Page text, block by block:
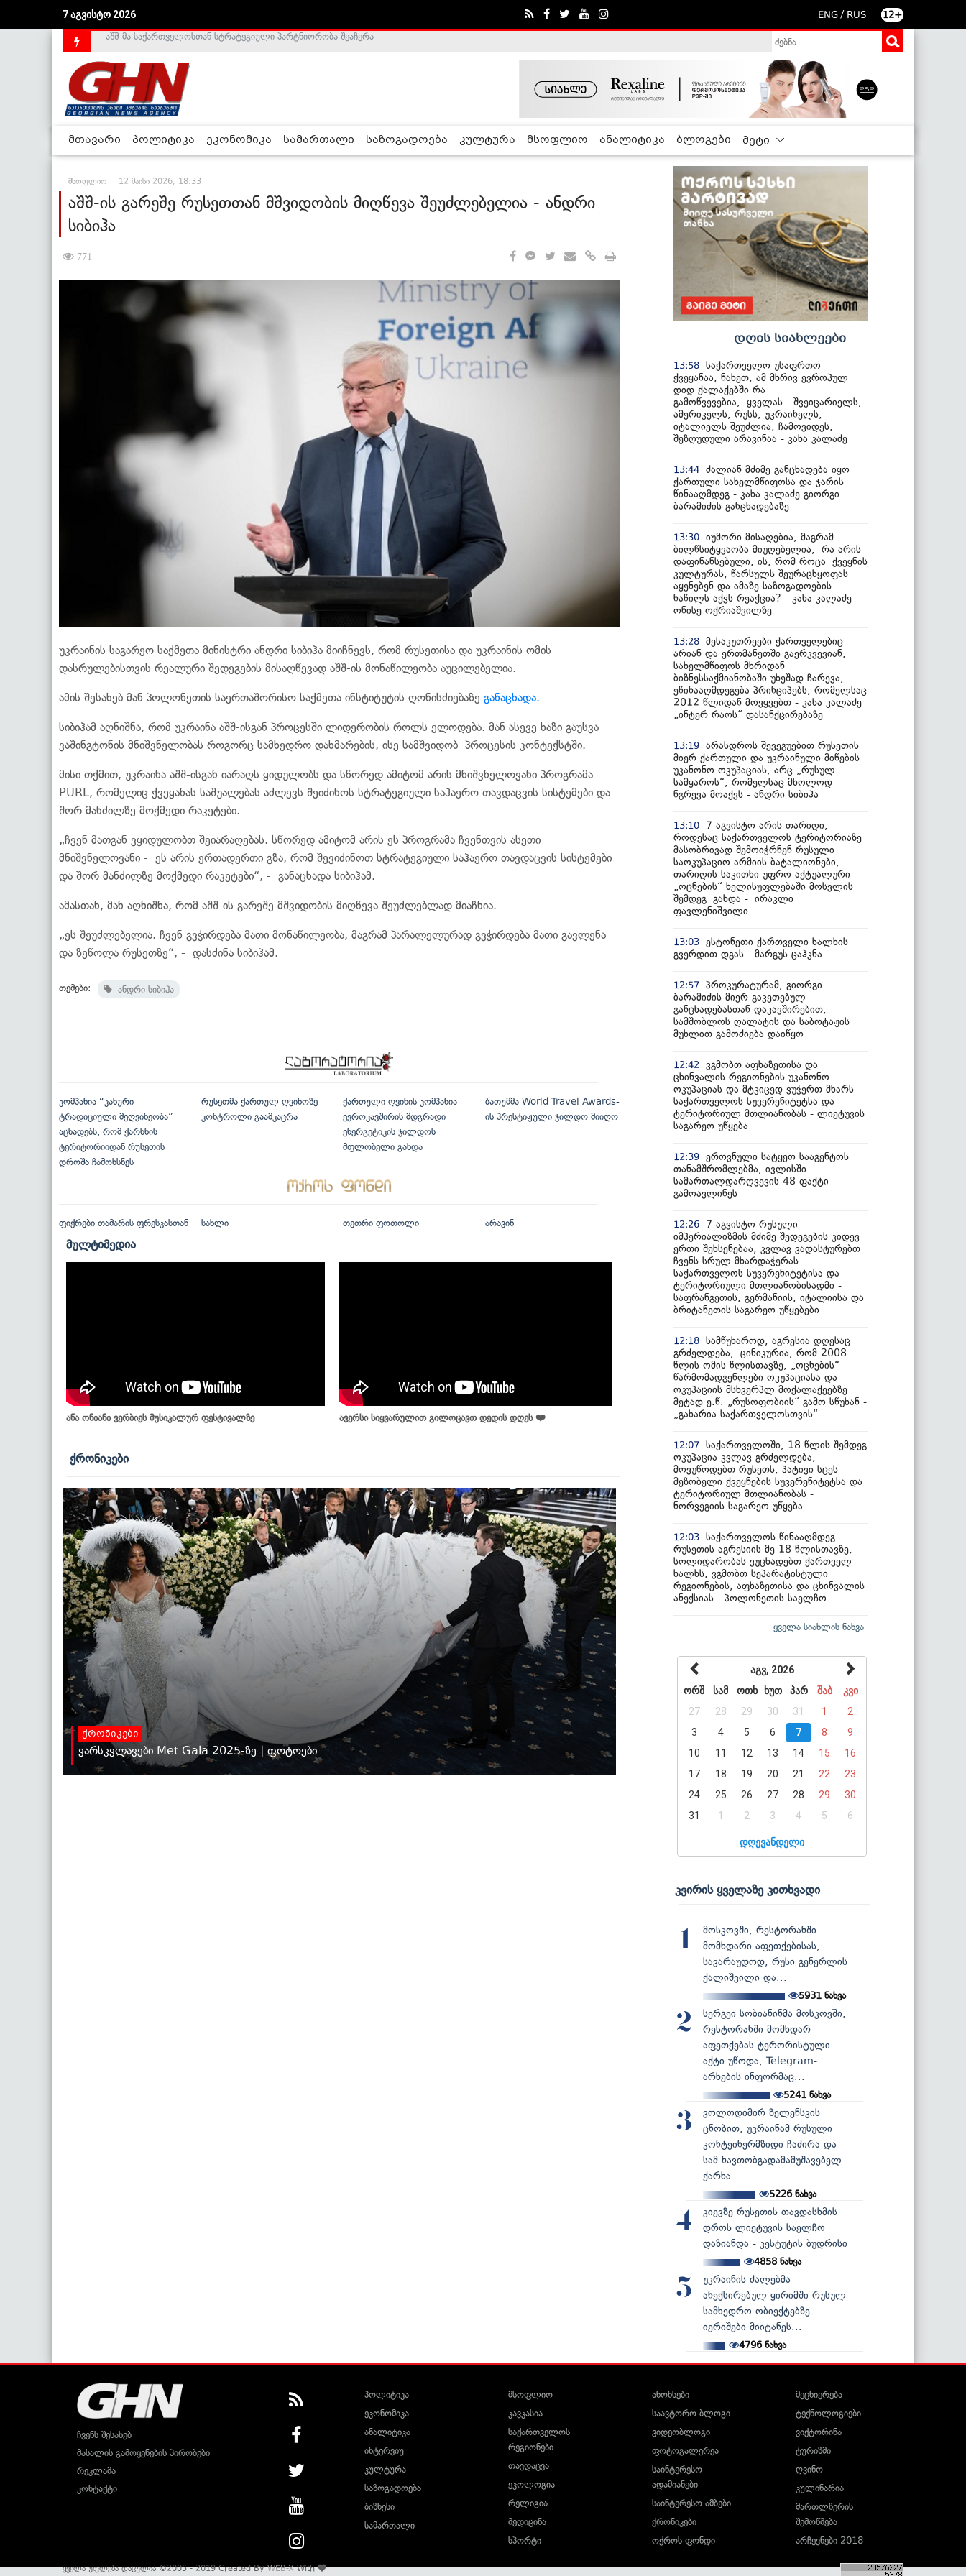
7 აგვისტო 2026 ENG / RUS 12+
საქართველოს დე-ფაქტო მთავრობა არალეგიტიმურია - ჰელსინკის კომისია
მთავარი პოლიტიკა ეკონომიკა სამართალი საზოგადოება კულტურა მსოფლიო ანალიტიკა ბლოგები მეტი
მსოფლიო 12 მაისი 2026, 18:33
აშშ-ის გარეშე რუსეთთან მშვიდობის მიღწევა შეუძლებელია - ანდრი
სიბიჰა
771
უკრაინის საგარეო საქმეთა მინისტრი ანდრი სიბიჰა მიიჩნევს, რომ რუსეთისა და უკრაინის ომის
დასრულებისთვის რეალური შედეგების მისაღწევად აშშ-ის მონაწილეობა აუცილებელია.
ამის შესახებ მან პოლონეთის საერთაშორისო საქმეთა ინსტიტუტის ღონისძიებაზე განაცხადა.
სიბიჰამ აღნიშნა, რომ უკრაინა აშშ-ისგან პროცესში ლიდერობის როლს ელოდება. მან ასევე ხაზი გაუსვა
ვაშინგტონის მნიშვნელობას როგორც სამხედრო დახმარების, ისე სამშვიდობ პროცესის კონტექსტში.
მისი თქმით, უკრაინა აშშ-ისგან იარაღს ყიდულობს და სწორედ ამიტომ არის მნიშვნელოვანი პროგრამა
PURL, რომელიც ქვეყანას საშუალებას აძლევს შეიძინოს სტრატეგიული საჰაერო თავდაცვის სისტემები და
შორ მანძილზე მოქმედი რაკეტები.
„ჩვენ მათგან ვყიდულობთ შეიარაღებას. სწორედ ამიტომ არის ეს პროგრამა ჩვენთვის ასეთი
მნიშვნელოვანი - ეს არის ერთადერთი გზა, რომ შევიძინოთ სტრატეგიული საჰაერო თავდაცვის სისტემები
და შორ მანძილზე მოქმედი რაკეტები“, - განაცხადა სიბიჰამ.
ამასთან, მან აღნიშნა, რომ აშშ-ის გარეშე მშვიდობის მიღწევა შეუძლებლად მიაჩნია.
„ეს შეუძლებელია. ჩვენ გვჭირდება მათი მონაწილეობა, მაგრამ პარალელურად გვჭირდება მათი გავლენა
და ზეწოლა რუსეთზე“, - დასძინა სიბიჰამ.
თემები: ანდრი სიბიჰა
კომპანია “კახური
ტრადიციული მეღვინეობა”
აცხადებს, რომ ქარხნის
ტერიტორიიდან რუსეთის
დროშა ჩამოხსნეს
რუსეთმა ქართულ ღვინოზე
კონტროლი გაამკაცრა
ქართული ღვინის კომპანია
ევროკავშირის მდგრადი
ენერგეტიკის ჯილდოს
მფლობელი გახდა
ბათუმმა World Travel Awards-
ის პრესტიჟული ჯილდო მიიღო
ფიქრები თამარის ფრესკასთან სახლი თეთრი ფოთოლი არავინ
მულტიმედია
ანა ონიანი ვერბიეს მუსიკალურ ფესტივალზე ავერსი სიყვარულით გილოცავთ დედის დღეს ❤️
ქრონიკები
ქრონიკები
ვარსკვლავები Met Gala 2025-ზე | ფოტოები
დღის სიახლეები
13:58 საქართველო უსაფრთო
ქვეყანაა, ნახეთ, ამ მხრივ ევროპულ
დიდ ქალაქებში რა
გამოწვევებია, ყველას - შვეიცარიელს,
ამერიკელს, რუსს, უკრაინელს,
იტალიელს შეუძლია, ჩამოვიდეს,
შეზღუდული არავინაა - კახა კალაძე
13:44 ძალიან მძიმე განცხადება იყო
ქართული სახელმწიფოსა და ჯარის
წინააღმდეგ - კახა კალაძე გიორგი
ბარამიძის განცხადებაზე
13:30 იუმორი მისაღებია, მაგრამ
ბილწსიტყვაობა მიუღებელია, რა არის
დაფინანსებული, ის, რომ როცა ქვეყნის
კულტურას, წარსულს შეურაცხყოფას
აყენებენ და ამაზე საზოგადოების
ნაწილს აქვს რეაქცია? - კახა კალაძე
ონისე ოქრიაშვილზე
13:28 მესაკუთრეები ქართველებიც
არიან და ერთმანეთში გაერკვევიან,
სახელმწიფოს მხრიდან
ბიზნესსაქმიანობაში უხეშად ჩარევა,
ეწინააღმდეგება პრინციპებს, რომელსაც
2012 წლიდან მოვყვებთ - კახა კალაძე
„ინტერ რაოს“ დასანქცირებაზე
13:19 არასდროს შევეგუებით რუსეთის
მიერ ქართული და უკრაინული მიწების
უკანონო ოკუპაციას, არც „რუსულ
სამყაროს“, რომელსაც მხოლოდ
ნგრევა მოაქვს - ანდრი სიბიჰა
13:10
7 აგვისტო არის თარიღი,
როდესაც საქართველოს ტერიტორიაზე
მასობრივად შემოიჭრნენ რუსული
საოკუპაციო არმიის ბატალიონები,
თარიღის საკითხი უფრო აქტუალური
„ოცნების“ ხელისუფლებაში მოსვლის
შემდეგ გახდა - ირაკლი
ფავლენიშვილი
13:03 ესტონეთი ქართველი ხალხის
გვერდით დგას - მარგუს ცაჰკნა
12:57 პროკურატურამ, გიორგი
ბარამიძის მიერ გაკეთებულ
განცხადებასთან დაკავშირებით,
სამშობლოს ღალატის და საბოტაჟის
მუხლით გამოძიება დაიწყო
12:42
ვგმობთ აფხაზეთისა და
ცხინვალის რეგიონების უკანონო
ოკუპაციას და მტკიცედ ვუჭერთ მხარს
საქართველოს სუვერენიტეტსა და
ტერიტორიულ მთლიანობას - ლიეტუვის
საგარეო უწყება
12:39 ეროვნული სატყეო სააგენტოს
თანამშრომლებმა, ივლისში
სამართალდარღვევის 48 ფაქტი
გამოავლინეს
12:26
7 აგვისტო რუსული
იმპერიალიზმის მძიმე შედეგების კიდევ
ერთი შეხსენებაა, კვლავ ვადასტურებთ
ჩვენს სრულ მხარდაჭერას
საქართველოს სუვერენიტეტისა და
ტერიტორიული მთლიანობისადმი -
საფრანგეთის, გერმანიის, იტალიისა და
ბრიტანეთის საგარეო უწყებები
12:18 სამწუხაროდ, აგრესია დღესაც
გრძელდება, ცინიკურია, რომ 2008
წლის ომის წლისთავზე, „ოცნების“
წარმომადგენლები ოკუპაციასა და
ოკუპაციის მსხვერპლ მოქალაქეებზე
მეტად ე.წ. „რუსოფობიის“ გამო სწუხან -
„გახარია საქართველოსთვის“
12:07 საქართველოში, 18 წლის შემდეგ
ოკუპაცია კვლავ გრძელდება,
მოვუწოდებთ რუსეთს, პატივი სცეს
მეზობელი ქვეყნების სუვერენიტეტსა და
ტერიტორიულ მთლიანობას -
ნორვეგიის საგარეო უწყება
12:03 საქართველოს წინააღმდეგ
რუსეთის აგრესიის მე-18 წლისთავზე,
სოლიდარობას ვუცხადებთ ქართველ
ხალხს, ვგმობთ სეპარატისტული
რეგიონების, აფხაზეთისა და ცხინვალის
ანექსიას - პოლონეთის საელჩო
ყველა სიახლის ნახვა
აგვ, 2026
ორშ
სამ ოთხ ხუთ პარ შაბ
კვი
27
28 29 30 31 1
2
3
4 5 6 7 8
9
10
11 12 13 14 15
16
17
18 19 20 21 22
23
24
25 26 27 28 29
30
31
1 2 3 4 5 6
დღევანდელი
კვირის ყველაზე კითხვადი
1
მოსკოვში, რესტორანში
მომხდარი აფეთქებისას,
სავარაუდოდ, რუსი გენერლის
ქალიშვილი და...
5931 ნახვა
2
სერგეი სობიანინმა მოსკოვში,
რესტორანში მომხდარ
აფეთქებას ტერორისტული
აქტი უწოდა, Telegram-
არხების ინფორმაც...
5241 ნახვა
3
ვოლოდიმირ ზელენსკის
ცნობით, უკრაინამ რუსული
კონტეინერმზიდი ჩაძირა და
სამ ნავთობგადამამუშავებელ
ქარხა...
5226ნახვა
4
კიევზე რუსეთის თავდასხმის
დროს ლიეტუვის საელჩო
დაზიანდა - კესტუტის ბუდრისი
4858ნახვა
5
უკრაინის ძალებმა
ანექსირებულ ყირიმში რუსულ
სამხედრო ობიექტებზე
იერიშები მიიტანეს...
4796ნახვა
ჩვენს შესახებ
მასალის გამოყენების პირობები
რეკლამა
კონტაქტი
პოლიტიკა
ეკონომიკა
ანალიტიკა
ინტერვიუ
კულტურა
საზოგადოება
ბიზნესი
სამართალი
მსოფლიო
კავკასია
საქართველოს
რეგიონები
თავდაცვა
ეკოლოგია
რელიგია
მედიცინა
სპორტი
ანონსები
საავტორო ბლოგი
ვიდეობლოგი
ფოტოგალერეა
საინტერესო
ადამიანები
საინტერესო ამბები
ქრონიკები
ოქროს ფონდი
მეცნიერება
ტექნოლოგიები
ვიქტორინა
ტურიზმი
ღვინო
კულინარია
მართლწერის
შემოწმება
არჩევნები 2018
ყველა უფლება დაცულია ©2005 - 2019 Created ByWEB-XWith